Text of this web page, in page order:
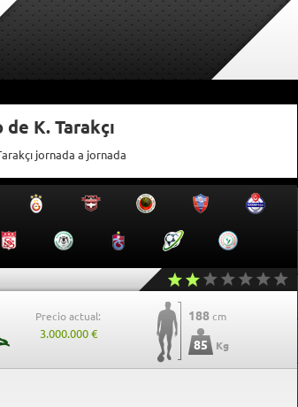
K. Tarakçı
jornada a jornada
Precio actual:
3.000.000 €
188 cm
85 Kg